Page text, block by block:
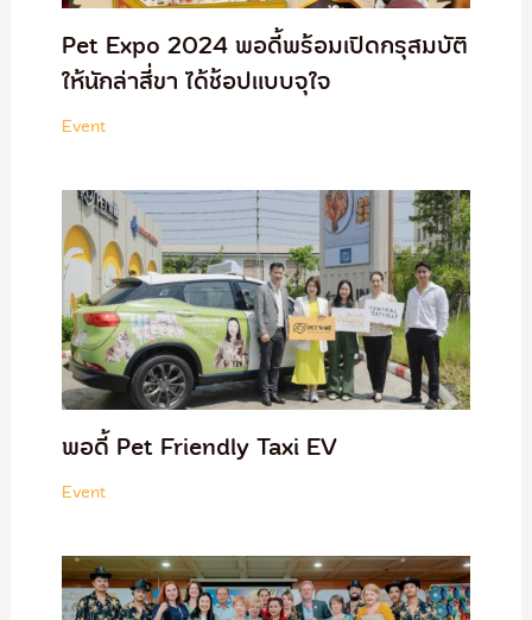
Pet Expo 2024 พอดี้พร้อมเปิดกรุสมบัติ
ให้นักล่าสี่ขา ได้ช้อปแบบจุใจ
Event
พอดี้ Pet Friendly Taxi EV
Event